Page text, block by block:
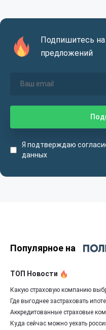
Подпишитесь на
предложений
Я подтверждаю
данных
Популярное на
ТОП Новости
Какую страховую компанию
Где выгоднее застраховать
Аккредитованные страховые
Куда сейчас можно уехать